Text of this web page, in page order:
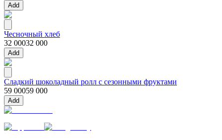
Add
Чесночный хлеб
32 00032 000
Add
Сладкий шоколадный ролл с сезонными фруктами
59 00059 000
Add